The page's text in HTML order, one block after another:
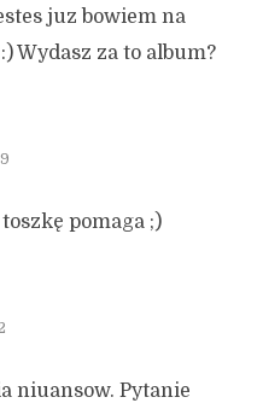
juz bowiem na
Wydasz za to album?
pomaga ;)
niuansow. Pytanie